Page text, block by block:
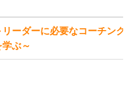
リーダーに必要なコーチング
学ぶ～